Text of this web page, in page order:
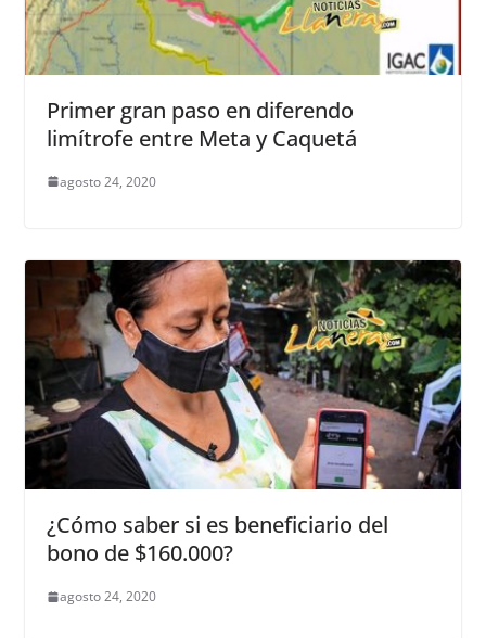
Primer gran paso en diferendo
limítrofe entre Meta y Caquetá
agosto 24, 2020
¿Cómo saber si es beneficiario del
bono de $160.000?
agosto 24, 2020